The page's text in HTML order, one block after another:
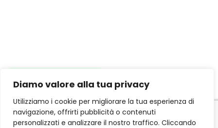
Diamo valore alla tua privacy
Utilizziamo i cookie per migliorare la tua esperienza di
navigazione, offrirti pubblicità o contenuti
personalizzati e analizzare il nostro traffico. Cliccando
×
su Whatsapp.